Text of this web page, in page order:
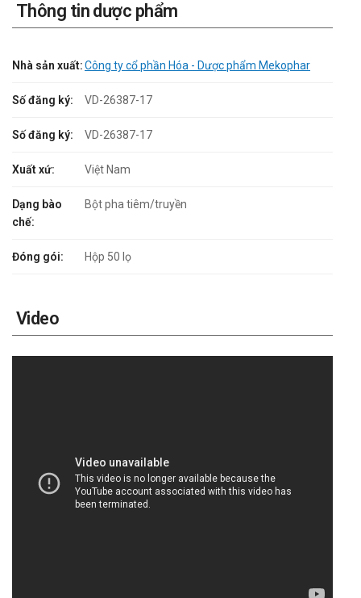
Thông tin dược phẩm
Nhà sản xuất:Công ty cổ phần Hóa - Dược phẩm Mekophar
Số đăng ký: VD-26387-17
Số đăng ký: VD-26387-17
Xuất xứ: Việt Nam
Dạng bào
chế:
Bột pha tiêm/truyền
Đóng gói: Hộp 50 lọ
Video